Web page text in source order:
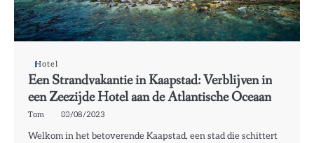
Hotel
Een Strandvakantie in Kaapstad: Verblijven in
een Zeezijde Hotel aan de Atlantische Oceaan
Tom 03/08/2023
Welkom in het betoverende Kaapstad, een stad die schittert